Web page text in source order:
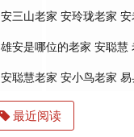
安三山老家 安玲珑老家 安
雄安是哪位的老家 安聪慧
安聪慧老家 安小鸟老家 易
最近阅读